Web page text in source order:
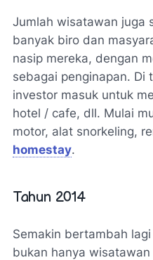
Jumlah wisatawan juga
banyak biro dan
nasip mereka, dengan
sebagai penginapan. Di
investor masuk untuk
hotel / cafe, dll. Mulai
motor, alat snorkeling,
homestay.
Tahun 2014
Semakin bertambah
bukan hanya